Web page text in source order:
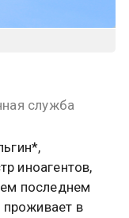
служба
иноагентов,
последнем
в